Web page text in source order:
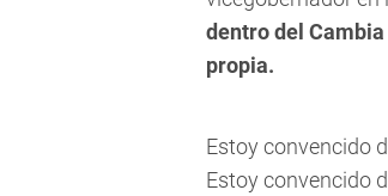
dentro del Cambia
propia.
Estoy convencido
Estoy convencido